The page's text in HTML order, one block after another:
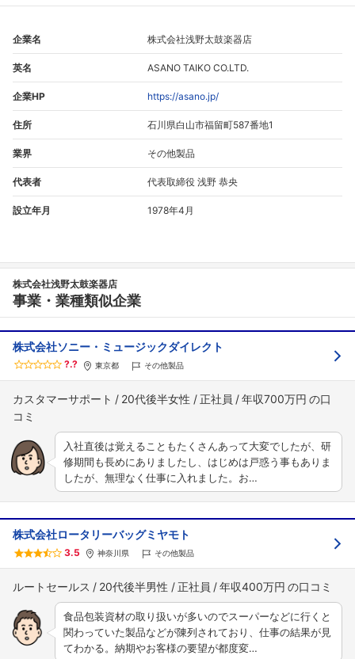
企業名 株式会社浅野太鼓楽器店
英名 ASANO TAIKO CO.LTD.
企業HP https://asano.jp/
住所 石川県白山市福留町587番地1
業界 その他製品
代表者 代表取締役 浅野 恭央
設立年月 1978年4月
株式会社浅野太鼓楽器店
事業・業種類似企業
株式会社ソニー・ミュージックダイレクト
?.? 東京都 その他製品
カスタマーサポート 20代後半女性 正社員 年収700万円
入社直後は覚えることもたくさんあって大変でしたが、研
修期間も長めにありましたし、はじめは戸惑う事もありま
したが、無理なく仕事に入れました。お…
株式会社ロータリーバッグミヤモト
3.5 神奈川県 その他製品
ルートセールス 20代後半男性 正社員 年収400万円
食品包装資材の取り扱いが多いのでスーパーなどに行くと
関わっていた製品などが陳列されており、仕事の結果が見
てわかる。納期やお客様の要望が都度変…